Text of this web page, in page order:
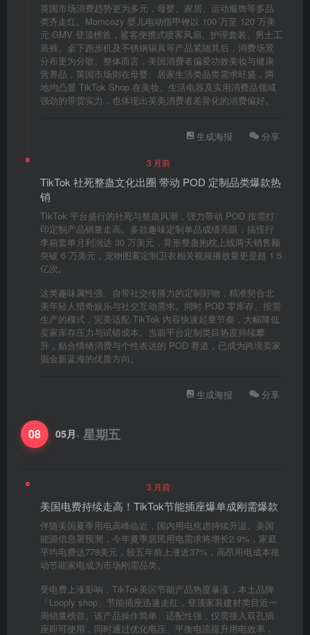
英国市场消费趋势更为多元，母婴、家居、运动服饰等多品
类齐走红。Momcozy 婴儿电动指甲锉以 100 万至 120 万美
元 GMV 登顶榜首，鲨客便携式喷雾风扇、护理套装、男士工
装裤、桌下跑步机及不锈钢锅具等产品紧随其后，消费场景
分布更为分散。整体而言，美国消费者偏爱功效美妆与健康
营养品，英国市场则在母婴、居家生活类品类需求旺盛，两
地均凸显 TikTok Shop 在美妆、生活电器及实用消费品领域
强劲的带货实力，也体现出英美消费者差异化的消费偏好。
生成海报 分享
3 月前
TikTok 社死整蛊文化出圈 带动 POD 定制品类爆款热
销
TikTok 平台盛行的社死与整蛊风潮，强力带动 POD 按需打
印定制产品销量走高。多款趣味定制单品成绩亮眼，搞怪行
李箱套单月利润达 30 万美元，异形整蛊抱枕上线两天销售额
突破 6 万美元，宠物图案定制卫衣相关视频播放量更是超 1.5
亿次。
这类趣味属性强、自带社交传播力的定制好物，精准契合北
美年轻人猎奇娱乐与社交互动需求。同时 POD 零库存、按需
生产的模式，完美适配 TikTok 内容快速起量节奏，大幅降低
卖家库存压力与试错成本。当前平台定制类目热度持续攀
升，贴合情绪消费与个性表达的 POD 赛道，已成为跨境卖家
掘金新蓝海的优质方向。
生成海报 分享
08 05月· 星期五
3 月前
美国电费持续走高！TikTok节能插座爆单成刚需爆款
伴随美国夏季用电高峰临近，国内用电焦虑持续升温。美国
能源信息署预测，今年夏季居民用电需求将增长2.9%，家庭
平均电费达778美元，较五年前上涨近37%，高昂用电成本推
动节能家电成为市场刚需品类。
受电费上涨影响，TikTok美区节能产品热度暴涨，本土品牌
「Looply shop」节能插座迅速走红，登顶家装建材类目近一
周销量榜首。该产品操作简单、适配性强，仅需接入双孔插
座即可使用，同时通过优化电压、平衡电流提升用电效率，